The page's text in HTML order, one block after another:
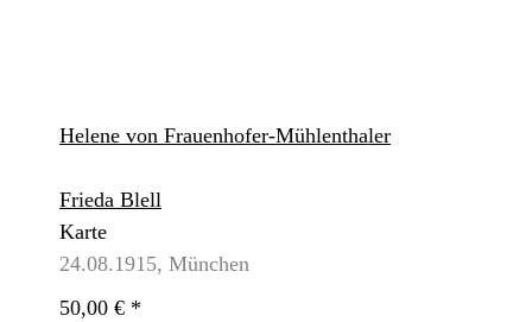
Helene von Frauenhofer-Mühlenthaler
Frieda Blell
Karte
24.08.1915, München
50,00 € *